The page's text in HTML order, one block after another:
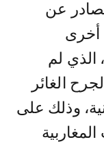
عن
أخرى
الذي لم
الغائر
وذلك على